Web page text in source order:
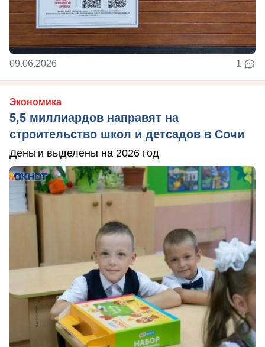
09.06.2026 1
Экономика
5,5 миллиардов направят на
строительство школ и детсадов в Сочи
Деньги выделены на 2026 год